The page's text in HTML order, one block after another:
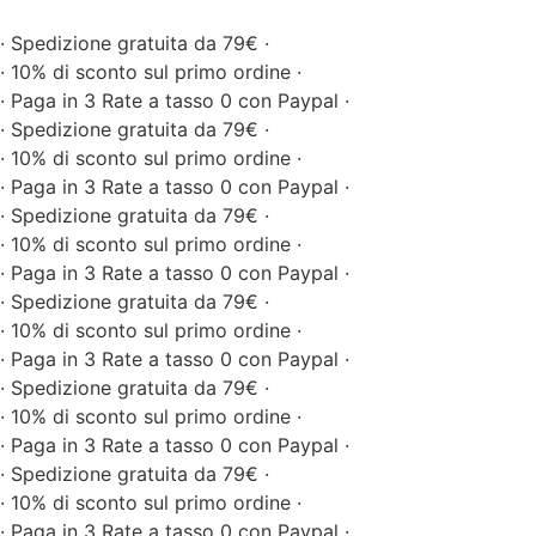
· Spedizione gratuita da 79€ ·
· 10% di sconto sul primo ordine ·
· Paga in 3 Rate a tasso 0 con Paypal ·
· Spedizione gratuita da 79€ ·
· 10% di sconto sul primo ordine ·
· Paga in 3 Rate a tasso 0 con Paypal ·
· Spedizione gratuita da 79€ ·
· 10% di sconto sul primo ordine ·
· Paga in 3 Rate a tasso 0 con Paypal ·
· Spedizione gratuita da 79€ ·
· 10% di sconto sul primo ordine ·
· Paga in 3 Rate a tasso 0 con Paypal ·
· Spedizione gratuita da 79€ ·
· 10% di sconto sul primo ordine ·
· Paga in 3 Rate a tasso 0 con Paypal ·
· Spedizione gratuita da 79€ ·
· 10% di sconto sul primo ordine ·
· Paga in 3 Rate a tasso 0 con Paypal ·